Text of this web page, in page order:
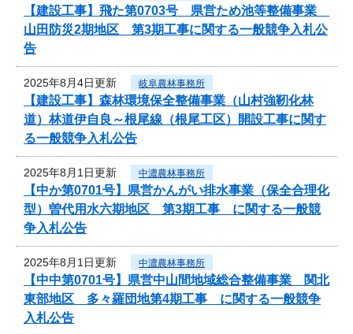
【建設工事】飛た第0703号 県営ため池等整備事業
山田防災2期地区 第3期工事に関する一般競争入札公
告
2025年8月4日更新 岐阜農林事務所
【建設工事】森林環境保全整備事業（山村強靭化林
道）林道伊自良～根尾線（根尾工区）開設工事に関す
る一般競争入札公告
2025年8月1日更新 中濃農林事務所
【中か第0701号】県営かんがい排水事業（保全合理化
型）曽代用水六期地区 第3期工事 に関する一般競
争入札公告
2025年8月1日更新 中濃農林事務所
【中中第0701号】県営中山間地域総合整備事業 関北
東部地区 多々羅団地第4期工事 に関する一般競争
入札公告